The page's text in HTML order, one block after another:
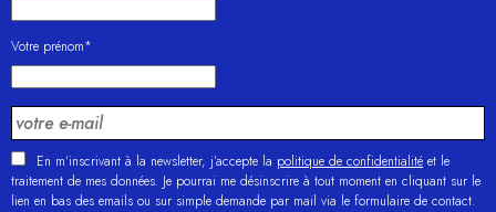
Votre prénom*
En m'inscrivant à la newsletter, j’accepte la politique de confidentialité et le
traitement de mes données. Je pourrai me désinscrire à tout moment en cliquant sur le
lien en bas des emails ou sur simple demande par mail via le formulaire de contact.